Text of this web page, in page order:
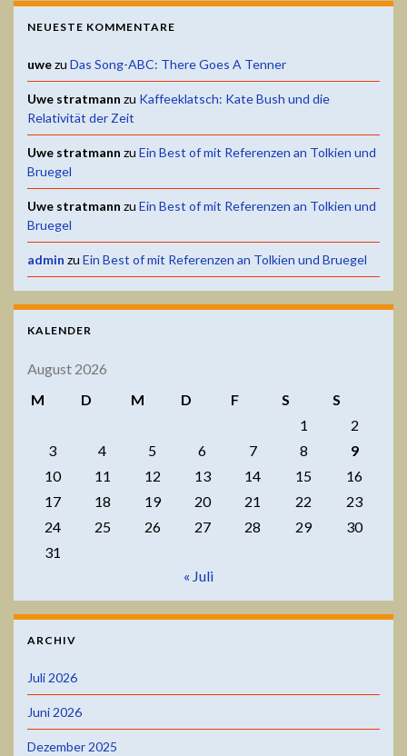
NEUESTE KOMMENTARE
uwezu Das Song-ABC: There Goes A Tenner
Uwe stratmann zu Kaffeeklatsch: Kate Bush und die
Relativität der Zeit
Uwe stratmann zu Ein Best of mit Referenzen an Tolkien und
Bruegel
Uwe stratmann zu Ein Best of mit Referenzen an Tolkien und
Bruegel
admin zu Ein Best of mit Referenzen an Tolkien und Bruegel
KALENDER
August 2026
M
D M D F S
S
1
2
3
4 5 6 7 8
9
10
11 12 13 14 15
16
17
18 19 20 21 22
23
24
25 26 27 28 29
30
31
« Juli
ARCHIV
Juli 2026
Juni 2026
Dezember 2025